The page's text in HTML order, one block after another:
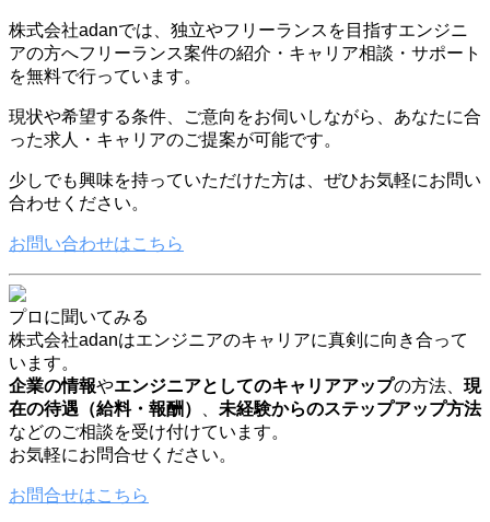
株式会社adanでは、独立やフリーランスを目指すエンジニ
アの方へフリーランス案件の紹介・キャリア相談・サポート
を無料で行っています。
現状や希望する条件、ご意向をお伺いしながら、あなたに合
った求人・キャリアのご提案が可能です。
少しでも興味を持っていただけた方は、ぜひお気軽にお問い
合わせください。
お問い合わせはこちら
プロに聞いてみる
株式会社adanはエンジニアのキャリアに真剣に向き合って
います。
企業の情報やエンジニアとしてのキャリアアップの方法、 現
在の待遇（給料・報酬）
未経験からのステップアップ方法
などのご相談を受け付けています。
お気軽にお問合せください。
お問合せはこちら